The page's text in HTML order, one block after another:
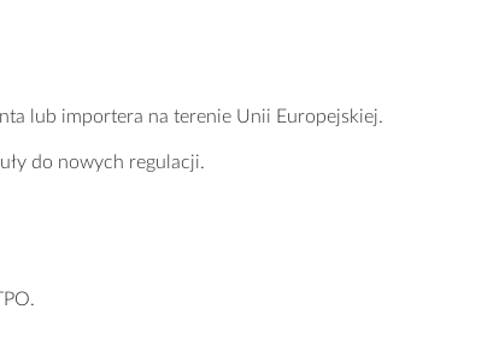
lub importera na terenie Unii Europejskiej.
do nowych regulacji.